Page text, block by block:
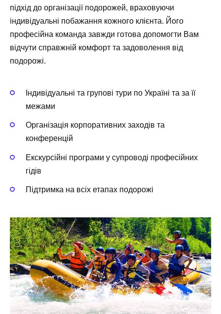
підхід до організації подорожей, враховуючи
індивідуальні побажання кожного клієнта. Його
професійна команда завжди готова допомогти Вам
відчути справжній комфорт та задоволення від
подорожі.
Індивідуальні та групові тури по Україні та за її
межами
Організація корпоративних заходів та
конференцій
Екскурсійні програми у супроводі професійних
гідів
Підтримка на всіх етапах подорожі